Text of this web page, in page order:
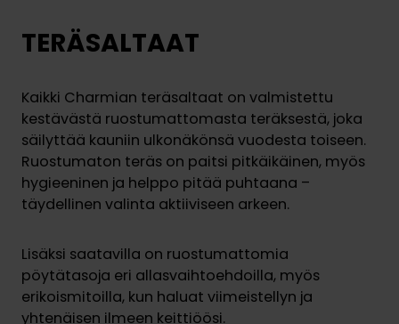
TERÄSALTAAT
Kaikki Charmian teräsaltaat on valmistettu
kestävästä ruostumattomasta teräksestä, joka
säilyttää kauniin ulkonäkönsä vuodesta toiseen.
Ruostumaton teräs on paitsi pitkäikäinen, myös
hygieeninen ja helppo pitää puhtaana –
täydellinen valinta aktiiviseen arkeen.
Lisäksi saatavilla on ruostumattomia
pöytätasoja eri allasvaihtoehdoilla, myös
erikoismitoilla, kun haluat viimeistellyn ja
yhtenäisen ilmeen keittiöösi.